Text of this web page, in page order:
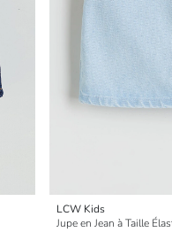
LCW Kids
Jupe en Jean à Taille